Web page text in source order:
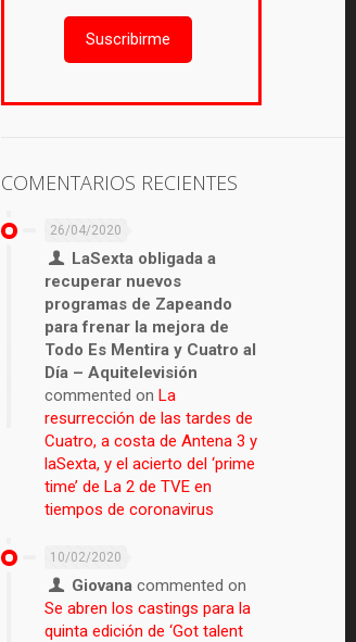
Suscribirme
COMENTARIOS RECIENTES
26/04/2020
LaSexta obligada a
recuperar nuevos
programas de Zapeando
para frenar la mejora de
Todo Es Mentira y Cuatro al
Día – Aquitelevisión
commented onLa
resurrección de las tardes de
Cuatro, a costa de Antena 3 y
laSexta, y el acierto del ‘prime
time’ de La 2 de TVE en
tiempos de coronavirus
10/02/2020
Giovana commented on
Se abren los castings para la
quinta edición de ‘Got talent